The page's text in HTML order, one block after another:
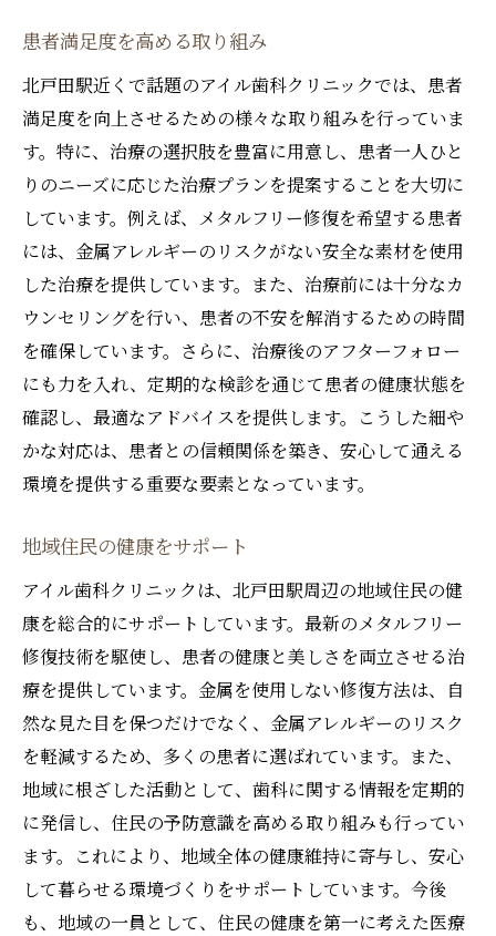
患者満足度を高める取り組み
北戸田駅近くで話題のアイル歯科クリニックでは、患者
満足度を向上させるための様々な取り組みを行っていま
す。特に、治療の選択肢を豊富に用意し、患者一人ひと
りのニーズに応じた治療プランを提案することを大切に
しています。例えば、メタルフリー修復を希望する患者
には、金属アレルギーのリスクがない安全な素材を使用
した治療を提供しています。また、治療前には十分なカ
ウンセリングを行い、患者の不安を解消するための時間
を確保しています。さらに、治療後のアフターフォロー
にも力を入れ、定期的な検診を通じて患者の健康状態を
確認し、最適なアドバイスを提供します。こうした細や
かな対応は、患者との信頼関係を築き、安心して通える
環境を提供する重要な要素となっています。
地域住民の健康をサポート
アイル歯科クリニックは、北戸田駅周辺の地域住民の健
康を総合的にサポートしています。最新のメタルフリー
修復技術を駆使し、患者の健康と美しさを両立させる治
療を提供しています。金属を使用しない修復方法は、自
然な見た目を保つだけでなく、金属アレルギーのリスク
を軽減するため、多くの患者に選ばれています。また、
地域に根ざした活動として、歯科に関する情報を定期的
に発信し、住民の予防意識を高める取り組みも行ってい
ます。これにより、地域全体の健康維持に寄与し、安心
して暮らせる環境づくりをサポートしています。今後
も、地域の一員として、住民の健康を第一に考えた医療